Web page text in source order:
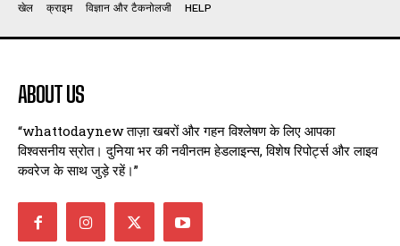
खेल
क्राइम विज्ञान और टैकनोलजी HELP
ABOUT US
“whattodaynew ताज़ा खबरों और गहन विश्लेषण के लिए आपका
विश्वसनीय स्रोत। दुनिया भर की नवीनतम हेडलाइन्स, विशेष रिपोर्ट्स और लाइव
कवरेज के साथ जुड़े रहें।”